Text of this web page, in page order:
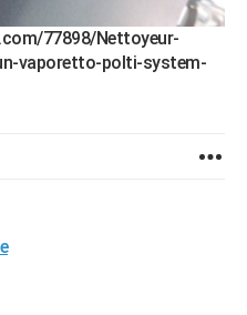
77898/Nettoyeur-
vaporetto-polti-system-